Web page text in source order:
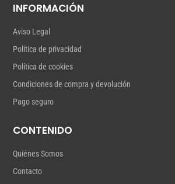
INFORMACIÓN
Aviso Legal
Política de privacidad
Política de cookies
Condiciones de compra y devolución
Pago seguro
CONTENIDO
Quiénes Somos
Contacto